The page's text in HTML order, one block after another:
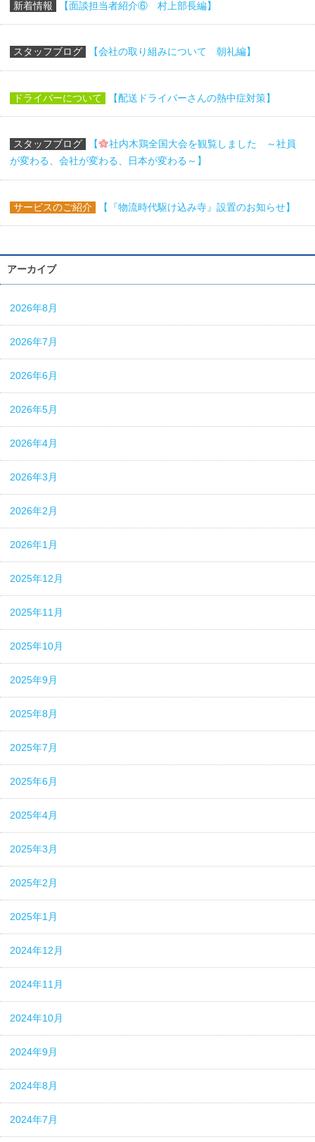
新着情報 【面談担当者紹介⑥ 村上部長編】
スタッフブログ 【会社の取り組みについて 朝礼編】
ドライバーについて 【配送ドライバーさんの熱中症対策】
スタッフブログ 【
社内木鶏全国大会を観覧しました ～社員
が変わる、会社が変わる、日本が変わる～】
サービスのご紹介 【『物流時代駆け込み寺』設置のお知らせ】
アーカイブ
2026年8月
2026年7月
2026年6月
2026年5月
2026年4月
2026年3月
2026年2月
2026年1月
2025年12月
2025年11月
2025年10月
2025年9月
2025年8月
2025年7月
2025年6月
2025年4月
2025年3月
2025年2月
2025年1月
2024年12月
2024年11月
2024年10月
2024年9月
2024年8月
2024年7月